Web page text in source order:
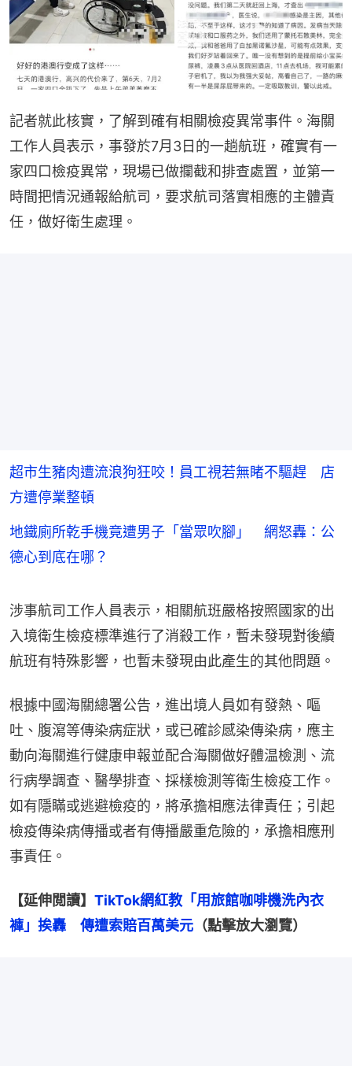
記者就此核實，了解到確有相關檢疫異常事件。海關
工作人員表示，事發於7月3日的一趟航班，確實有一
家四口檢疫異常，現場已做攔截和排查處置，並第一
時間把情況通報給航司，要求航司落實相應的主體責
任，做好衛生處理。
超市生豬肉遭流浪狗狂咬！員工視若無睹不驅趕 店
方遭停業整頓
地鐵廁所乾手機竟遭男子「當眾吹腳」 網怒轟：公
德心到底在哪？
涉事航司工作人員表示，相關航班嚴格按照國家的出
入境衛生檢疫標準進行了消殺工作，暫未發現對後續
航班有特殊影響，也暫未發現由此產生的其他問題。
根據中國海關總署公告，進出境人員如有發熱、嘔
吐、腹瀉等傳染病症狀，或已確診感染傳染病，應主
動向海關進行健康申報並配合海關做好體温檢測、流
行病學調查、醫學排查、採樣檢測等衛生檢疫工作。
如有隱瞞或逃避檢疫的，將承擔相應法律責任；引起
檢疫傳染病傳播或者有傳播嚴重危險的，承擔相應刑
事責任。
【延伸閲讀】 TikTok網紅教「用旅館咖啡機洗內衣
褲」挨轟　傳遭索賠百萬美元 （點擊放大瀏覽）